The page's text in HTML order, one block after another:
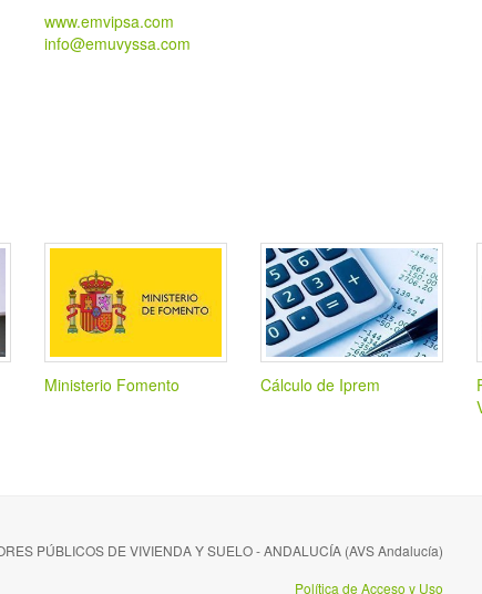
www.emvipsa.com
info@emuvyssa.com
Ministerio Fomento Cálculo de Iprem
PÚBLICOS DE VIVIENDA Y SUELO - ANDALUCÍA (AVS Andalucía)
Política de Acceso y Uso